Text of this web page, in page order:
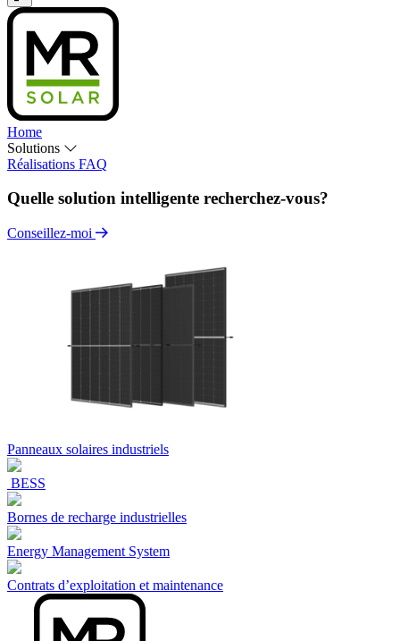
Home
Solutions
Réalisations FAQ
Quelle solution intelligente recherchez-vous?
Conseillez-moi
Panneaux solaires industriels
BESS
Bornes de recharge industrielles
Energy Management System
Contrats d’exploitation et maintenance